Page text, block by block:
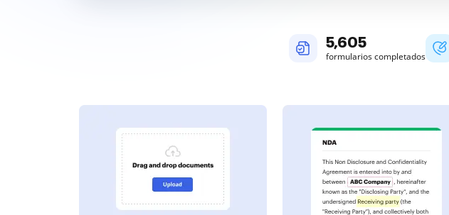
5,605
formularios completados